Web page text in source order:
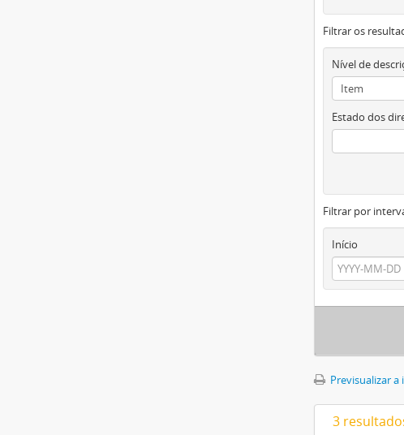
Filtrar os
Nível de
Estado dos
Filtrar por
Início
Previsualizar a
3